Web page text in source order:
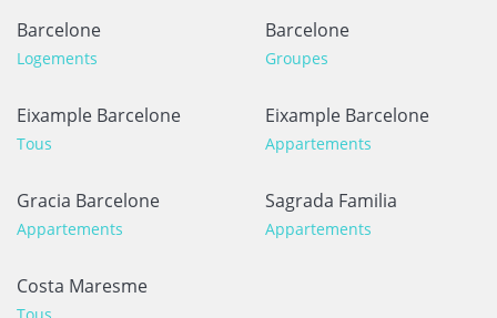
Barcelone
Logements
Barcelone
Groupes
Eixample Barcelone
Tous
Eixample Barcelone
Appartements
Gracia Barcelone
Appartements
Sagrada Familia
Appartements
Costa Maresme